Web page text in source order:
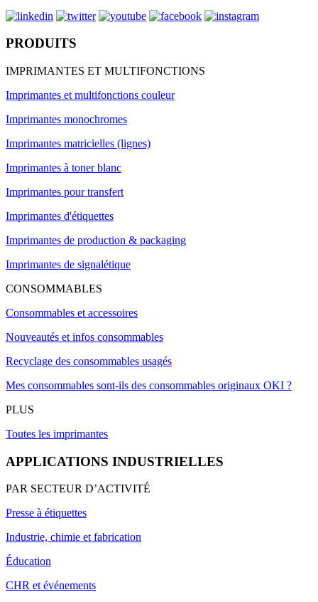
PRODUITS
IMPRIMANTES ET MULTIFONCTIONS
Imprimantes et multifonctions couleur
Imprimantes monochromes
Imprimantes matricielles (lignes)
Imprimantes à toner blanc
Imprimantes pour transfert
Imprimantes d'étiquettes
Imprimantes de production & packaging
Imprimantes de signalétique
CONSOMMABLES
Consommables et accessoires
Nouveautés et infos consommables
Recyclage des consommables usagés
Mes consommables sont-ils des consommables originaux OKI ?
PLUS
Toutes les imprimantes
APPLICATIONS INDUSTRIELLES
PAR SECTEUR D’ACTIVITÉ
Presse à étiquettes
Industrie, chimie et fabrication
Éducation
CHR et événements